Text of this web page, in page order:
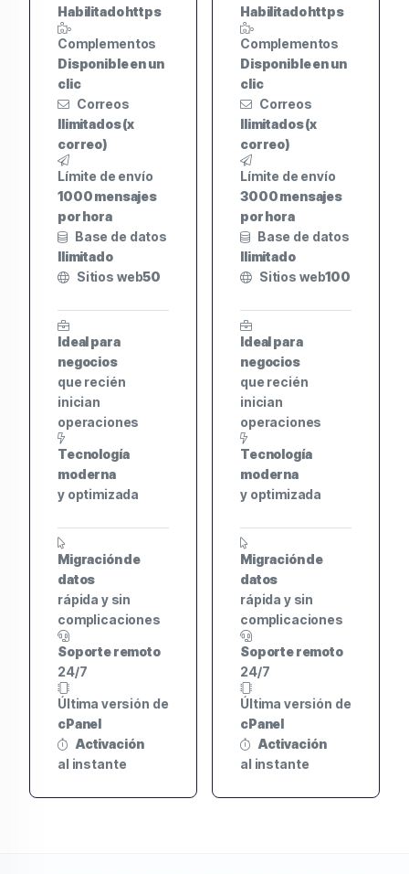
Habilitado https
Complementos
Disponible en un
clic
Correos
Ilimitados (x
correo)
Límite de envío
1000 mensajes
por hora
Base de datos
Ilimitado
Sitios web50
Ideal para
negocios
que recién
inician
operaciones
Tecnología
moderna
y optimizada
Migración de
datos
rápida y sin
complicaciones
Soporte remoto
24/7
Última versión de
cPanel
Activación
al instante
Habilitado https
Complementos
Disponible en un
clic
Correos
Ilimitados (x
correo)
Límite de envío
3000 mensajes
por hora
Base de datos
Ilimitado
Sitios web100
Ideal para
negocios
que recién
inician
operaciones
Tecnología
moderna
y optimizada
Migración de
datos
rápida y sin
complicaciones
Soporte remoto
24/7
Última versión de
cPanel
Activación
al instante